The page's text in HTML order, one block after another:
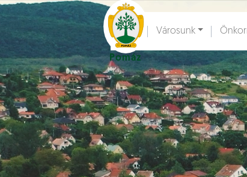
Pomáz
Ugrás a fő tartalomhoz
Városunk
Hírek []